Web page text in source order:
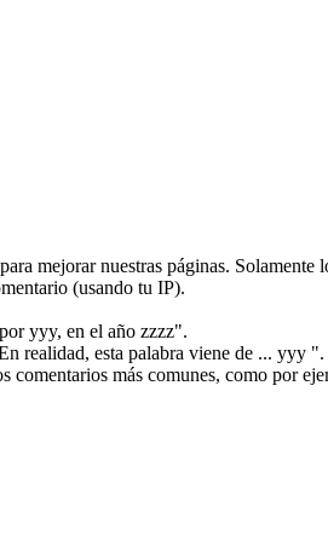
mejorar nuestras páginas. Solamente
(usando tu IP).
yyy, en el año zzzz".
realidad, esta palabra viene de ... yyy ".
comentarios más comunes, como por